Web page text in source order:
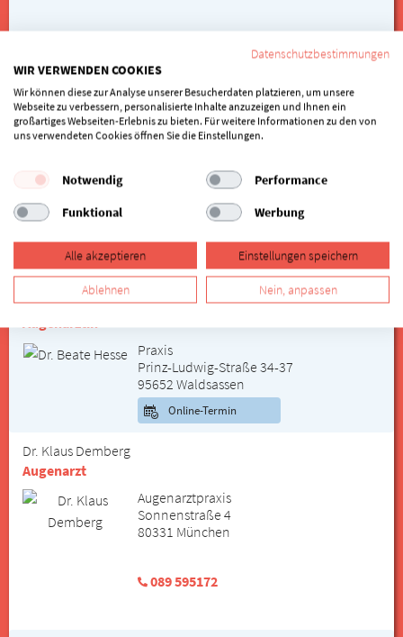
Dr. Guy van Even
Augenarzt
Gluckensteinweg 3a
61350 Bad Homburg
Dr. Beate Hesse
Augenärztin
Praxis
Prinz-Ludwig-Straße 34-37
95652 Waldsassen
Online-Termin
Dr. Klaus Demberg
Augenarzt
Augenarztpraxis
Sonnenstraße 4
80331 München
089 595172
Datenschutzbestimmungen
WIR VERWENDEN COOKIES
Wir können diese zur Analyse unserer Besucherdaten platzieren, um unsere
Webseite zu verbessern, personalisierte Inhalte anzuzeigen und Ihnen ein
großartiges Webseiten-Erlebnis zu bieten. Für weitere Informationen zu den von
uns verwendeten Cookies öffnen Sie die Einstellungen.
Notwendig
Performance
Funktional
Werbung
Alle akzeptieren Einstellungen speichern
Ablehnen Nein, anpassen